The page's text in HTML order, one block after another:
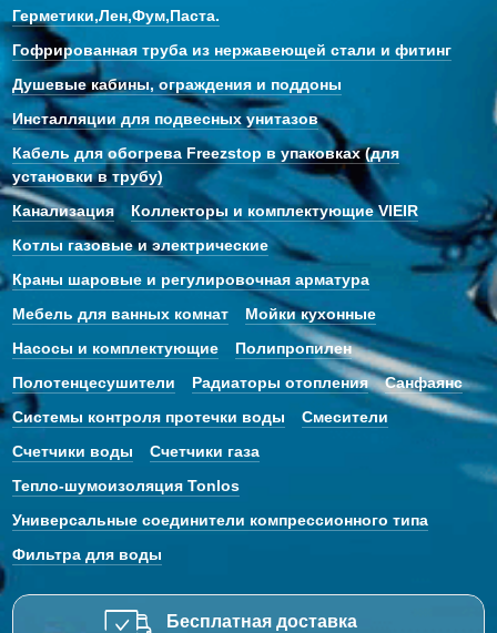
Герметики,Лен,Фум,Паста.
Гофрированная труба из нержавеющей стали и фитинг
Душевые кабины, ограждения и поддоны
Инсталляции для подвесных унитазов
Кабель для обогрева Freezstop в упаковках (для
установки в трубу)
Канализация
Коллекторы и комплектующие VIEIR
Котлы газовые и электрические
Краны шаровые и регулировочная арматура
Мебель для ванных комнат
Мойки кухонные
Насосы и комплектующие
Полипропилен
Полотенцесушители
Радиаторы отопления
Санфаянс
Системы контроля протечки воды
Смесители
Счетчики воды
Счетчики газа
Тепло-шумоизоляция Tonlos
Универсальные соединители компрессионного типа
Фильтра для воды
Бесплатная доставка